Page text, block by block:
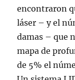
encontraron
láser – y el
damas – que
mapa de
de 5% el